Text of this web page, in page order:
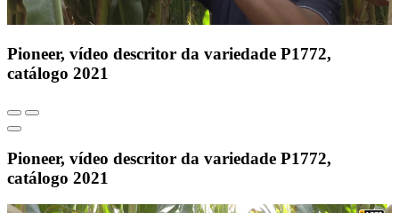
Pioneer, vídeo descritor da variedade P1772,
catálogo 2021
Pioneer, vídeo descritor da variedade P1772,
catálogo 2021